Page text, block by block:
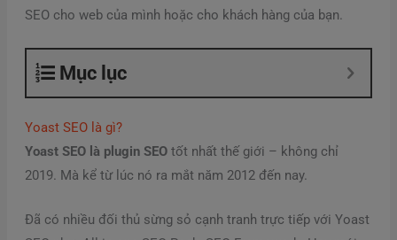
SEO cho web của mình hoặc cho khách hàng của bạn.
Mục lục
Yoast SEO là gì?
Yoast SEO là plugin SEOtốt nhất thế giới – không chỉ
2019. Mà kể từ lúc nó ra mắt năm 2012 đến nay.
Đã có nhiều đối thủ sừng sỏ cạnh tranh trực tiếp với Yoast